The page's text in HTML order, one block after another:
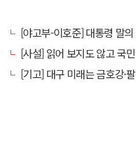
[야고부-이호준] 대통령 말
[사설] 읽어 보지도 않고 국민 피
[기고] 대구 미래는 금호강·